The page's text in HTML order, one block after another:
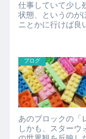
仕事していて少し
状態、というのがほぼ毎日あり
ニとかに行けば良
ブログ
あのブロックの「
しかも、スターウ